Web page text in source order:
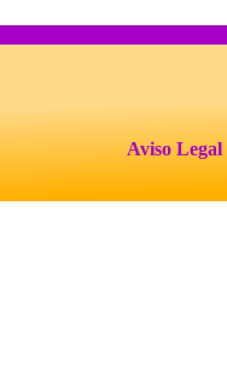
Aviso Legal